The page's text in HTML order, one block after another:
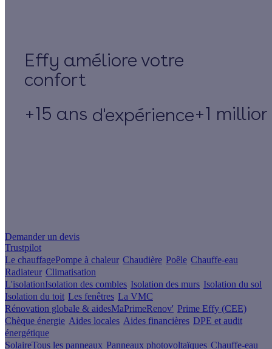
Effy
+15 ans d'expérience+1
Demander un devis
Trustpilot
Le chauffagePompe à chaleur Chaudière Poêle Chauffe-eau
Radiateur Climatisation
L'isolationIsolation des combles Isolation des murs Isolation du sol
Isolation du toit Les fenêtres La VMC
Rénovation globale & aidesMaPrimeRenov' Prime Effy (CEE)
Chèque énergie Aides locales Aides financières DPE et audit
énergétique
SolaireTous les panneaux Panneaux photovoltaïques Chauffe-eau